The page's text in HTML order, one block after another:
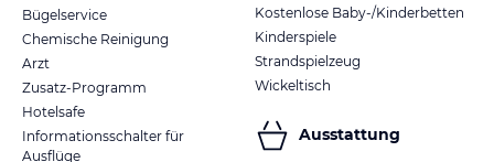
Bügelservice
Chemische Reinigung
Arzt
Zusatz-Programm
Hotelsafe
Informationsschalter für
Ausflüge
Kostenlose Baby-/Kinderbetten
Kinderspiele
Strandspielzeug
Wickeltisch
Ausstattung